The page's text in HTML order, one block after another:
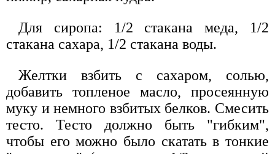
Для сиропа: 1/2 стакана меда, 1/2
стакана сахара, 1/2 стакана воды.
Желтки взбить с сахаром, солью,
добавить топленое масло, просеянную
муку и немного взбитых белков. Смесить
тесто. Тесто должно быть "гибким",
чтобы его можно было скатать в тонкие